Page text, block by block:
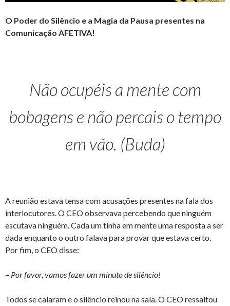
O Poder do Silêncio e a Magia da Pausa presentes na
Comunicação AFETIVA!
Não ocupéis a mente com
bobagens e não percais o tempo
em vão. (Buda)
A reunião estava tensa com acusações presentes na fala dos
interlocutores. O CEO observava percebendo que ninguém
escutava ninguém. Cada um tinha em mente uma resposta a ser
dada enquanto o outro falava para provar que estava certo.
Por fim, o CEO disse:
– Por favor, vamos fazer um minuto de silêncio!
Todos se calaram e o silêncio reinou na sala. O CEO ressaltou